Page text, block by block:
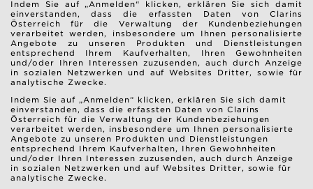
Indem Sie auf „Anmelden“ klicken, erklären Sie sich damit
einverstanden, dass die erfassten Daten von Clarins
Österreich für die Verwaltung der Kundenbeziehungen
verarbeitet werden, insbesondere um Ihnen personalisierte
Angebote zu unseren Produkten und Dienstleistungen
entsprechend Ihrem Kaufverhalten, Ihren Gewohnheiten
und/oder Ihren Interessen zuzusenden, auch durch Anzeige
in sozialen Netzwerken und auf Websites Dritter, sowie für
analytische Zwecke.
Indem Sie auf „Anmelden“ klicken, erklären Sie sich damit
einverstanden, dass die erfassten Daten von Clarins
Österreich für die Verwaltung der Kundenbeziehungen
verarbeitet werden, insbesondere um Ihnen personalisierte
Angebote zu unseren Produkten und Dienstleistungen
entsprechend Ihrem Kaufverhalten, Ihren Gewohnheiten
und/oder Ihren Interessen zuzusenden, auch durch Anzeige
in sozialen Netzwerken und auf Websites Dritter, sowie für
analytische Zwecke.